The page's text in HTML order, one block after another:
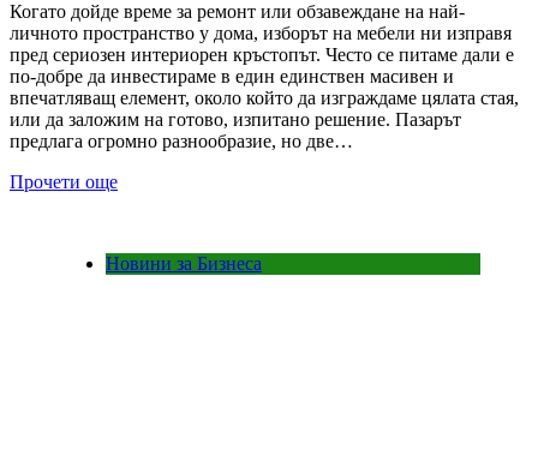
Когато дойде време за ремонт или обзавеждане на най-
личното пространство у дома, изборът на мебели ни изправя
пред сериозен интериорен кръстопът. Често се питаме дали е
по-добре да инвестираме в един единствен масивен и
впечатляващ елемент, около който да изграждаме цялата стая,
или да заложим на готово, изпитано решение. Пазарът
предлага огромно разнообразие, но две…
Прочети още
Новини за Бизнеса